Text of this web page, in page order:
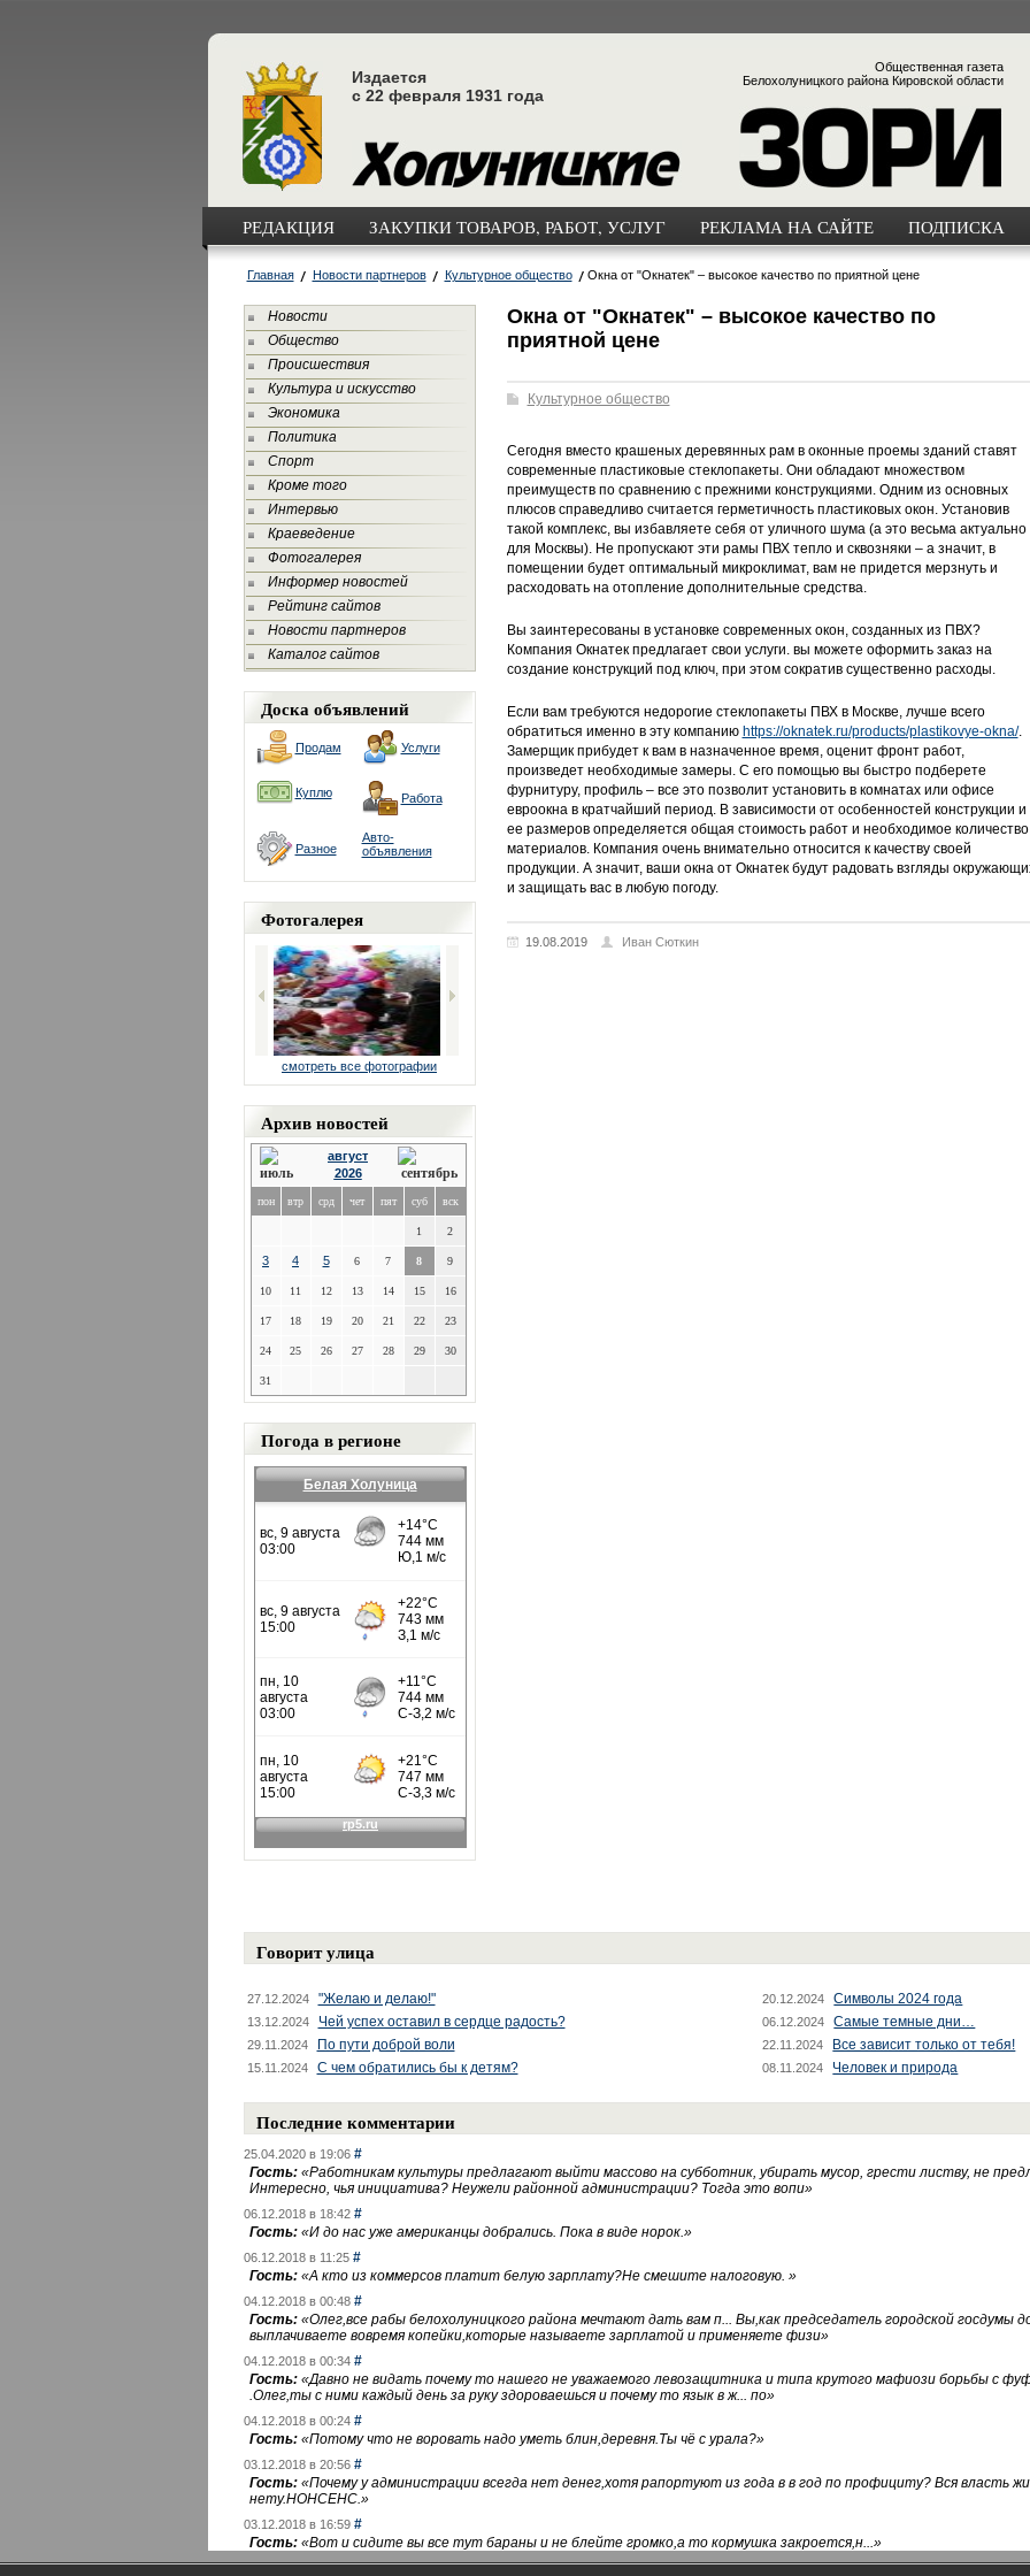
Издается
с 22 февраля 1931 года
Общественная газета
Белохолуницкого района Кировской области
РЕДАКЦИЯ ЗАКУПКИ ТОВАРОВ, РАБОТ, УСЛУГ РЕКЛАМА НА САЙТЕ ПОДПИСКА
Главная Новости партнеров Культурное общество Окна от "Окнатек" – высокое качество по приятной цене
Новости
Общество
Происшествия
Культура и искусство
Экономика
Политика
Спорт
Кроме того
Интервью
Краеведение
Фотогалерея
Информер новостей
Рейтинг сайтов
Новости партнеров
Каталог сайтов
Доска объявлений
Продам Услуги
Куплю Работа
Разное
Авто-
объявления
Фотогалерея
смотреть все фотографии
Архив новостей
август
2026
пон втр срд чет пят суб вск
1 2
3 4 5 6 7 8 9
10 11 12 13 14 15 16
17 18 19 20 21 22 23
24 25 26 27 28 29 30
31
Погода в регионе
Белая Холуница
Окна от "Окнатек" – высокое качество по
приятной цене
Культурное общество
Сегодня вместо крашеных деревянных рам в оконные проемы зданий ставят
современные пластиковые стеклопакеты. Они обладают множеством
преимуществ по сравнению с прежними конструкциями. Одним из основных
плюсов справедливо считается герметичность пластиковых окон. Установив
такой комплекс, вы избавляете себя от уличного шума (а это весьма актуально
для Москвы). Не пропускают эти рамы ПВХ тепло и сквозняки – а значит, в
помещении будет оптимальный микроклимат, вам не придется мерзнуть и
расходовать на отопление дополнительные средства.
Вы заинтересованы в установке современных окон, созданных из ПВХ?
Компания Окнатек предлагает свои услуги. вы можете оформить заказ на
создание конструкций под ключ, при этом сократив существенно расходы.
Если вам требуются недорогие стеклопакеты ПВХ в Москве, лучше всего
обратиться именно в эту компанию https://oknatek.ru/products/plastikovye-okna/.
Замерщик прибудет к вам в назначенное время, оценит фронт работ,
произведет необходимые замеры. С его помощью вы быстро подберете
фурнитуру, профиль – все это позволит установить в комнатах или офисе
евроокна в кратчайший период. В зависимости от особенностей конструкции и
ее размеров определяется общая стоимость работ и необходимое количество
материалов. Компания очень внимательно относится к качеству своей
продукции. А значит, ваши окна от Окнатек будут радовать взгляды
и защищать вас в любую погоду.
19.08.2019 Иван Сюткин
Говорит улица
27.12.2024 "Желаю и делаю!" 20.12.2024 Символы 2024 года
13.12.2024 Чей успех оставил в сердце радость? 06.12.2024 Самые темные дни…
29.11.2024 По пути доброй воли 22.11.2024 Все зависит только от тебя!
15.11.2024 С чем обратились бы к детям? 08.11.2024 Человек и природа
Последние комментарии
25.04.2020 в 19:06 #
Гость: «Работникам культуры предлагают выйти массово на субботник, убирать мусор, грести листву, не
Интересно, чья инициатива? Неужели районной администрации? Тогда это вопи»
06.12.2018 в 18:42 #
Гость: «И до нас уже американцы добрались. Пока в виде норок.»
06.12.2018 в 11:25 #
Гость: «А кто из коммерсов платит белую зарплату?Не смешите налоговую. »
04.12.2018 в 00:48 #
Гость: «Олег,все рабы белохолуницкого района мечтают дать вам п... Вы,как председатель городской госдумы
выплачиваете вовремя копейки,которые называете зарплатой и применяете физи»
04.12.2018 в 00:34 #
Гость: «Давно не видать почему то нашего не уважаемого левозащитника и типа крутого мафиози борьбы с
.Олег,ты с ними каждый день за руку здороваешься и почему то язык в ж... по»
04.12.2018 в 00:24 #
Гость: «Потому что не воровать надо уметь блин,деревня.Ты чё с урала?»
03.12.2018 в 20:56 #
Гость: «Почему у администрации всегда нет денег,хотя рапортуют из года в в год по профициту? Вся власть
нету.НОНСЕНС.»
03.12.2018 в 16:59 #
Гость: «Вот и сидите вы все тут бараны и не блейте громко,а то кормушка закроется,н...»